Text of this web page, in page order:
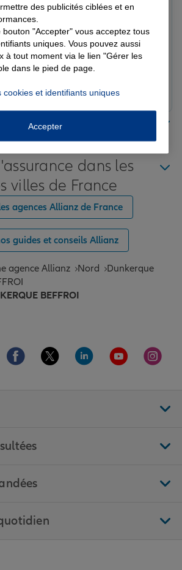
DUNKERQUE BEFFROI
reçoivent sont très agréables et à
RDV Voir l'agence
de chez vous
France, nos agences Allianz sont
vous.
dans les
villes de France
agences Allianz de France
guides et conseils Allianz
agence Allianz Nord
Dunkerque
BEFFROI
Aller sur la page Facebook de Allianz
Aller sur la page Twitter de
Aller sur la page
Aller sur la
Aller
des publicités ciblées et en
bouton "Accepter" vous acceptez tous
uniques. Vous pouvez aussi
à tout moment via le lien "Gérer les
dans le pied de page.
cookies et identifiants uniques
Accepter